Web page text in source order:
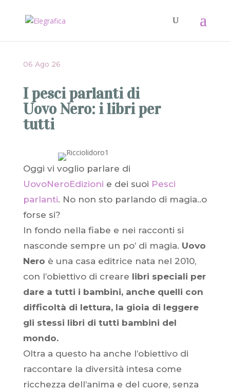
06 Ago 26
I pesci parlanti di
Uovo Nero: i libri per
tutti
Oggi vi voglio parlare di
UovoNeroEdizioni e dei suoi Pesci
parlanti. No non sto parlando di magia..o
forse si?
In fondo nella fiabe e nei racconti si
nasconde sempre un po’ di magia. Uovo
Nero è una casa editrice nata nel 2010,
con l’obiettivo di creare libri speciali per
dare a tutti i bambini, anche quelli con
difficoltà di lettura, la gioia di leggere
gli stessi libri di tutti bambini del
mondo.
Oltra a questo ha anche l’obiettivo di
raccontare la diversità intesa come
ricchezza dell’anima e del cuore, senza